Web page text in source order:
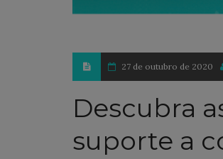
27 de outubro de 2020
Descubra
suporte a